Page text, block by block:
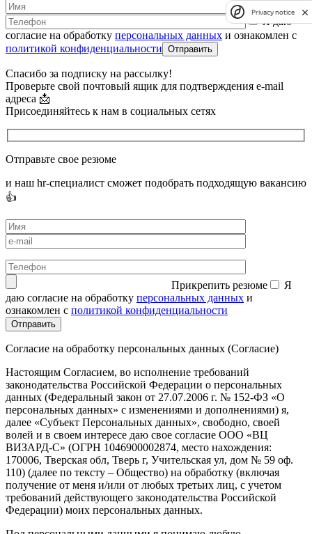
Я даю
согласие на обработку персональных данных и ознакомлен с
политикой конфиденциальности
Спасибо за подписку на рассылку!
Проверьте свой почтовый ящик для подтверждения e-mail
адреса 📩
Присоединяйтесь к нам в социальных сетях
Отправьте свое резюме
и наш hr-специалист сможет подобрать подходящую вакансию
👍
Прикрепить резюме
Я
даю согласие на обработку персональных данных и
ознакомлен с политикой конфиденциальности
Согласие на обработку персональных данных (Согласие)
Настоящим Согласием, во исполнение требований
законодательства Российской Федерации о персональных
данных (Федеральный закон от 27.07.2006 г. № 152-ФЗ «О
персональных данных» с изменениями и дополнениями) я,
далее «Субъект Персональных данных», свободно, своей
волей и в своем интересе даю свое согласие ООО «ВЦ
ВИЗАРД-С» (ОГРН 1046900002874, место нахождения:
170006, Тверская обл, Тверь г, Учительская ул, дом № 59 оф.
110) (далее по тексту – Общество) на обработку (включая
получение от меня и/или от любых третьих лиц, с учетом
требований действующего законодательства Российской
Федерации) моих персональных данных.
Privacy notice